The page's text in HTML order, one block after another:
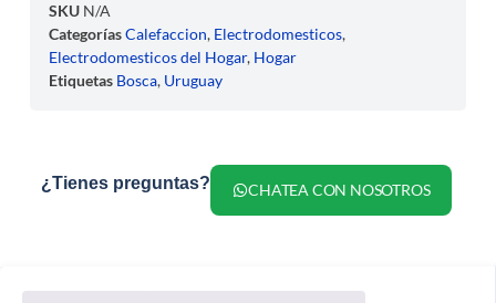
SKU N/A
CategoríasCalefaccion, Electrodomesticos,
Electrodomesticos del Hogar, Hogar
Etiquetas Bosca, Uruguay
¿Tienes preguntas? CHATEA CON NOSOTROS